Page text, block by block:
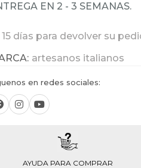
EN 2 - 3 SEMANAS.
15 días para devolver su
artesanos italianos
en redes sociales:
AYUDA PARA COMPRAR